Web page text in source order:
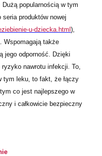
popularnością w tym
produktów nowej
u-dziecka.html ),
Wspomagają także
jego odporność. Dzięki
nawrotu infekcji. To,
tym leku, to fakt, że łączy
co jest najlepszego w
i całkowicie bezpieczny